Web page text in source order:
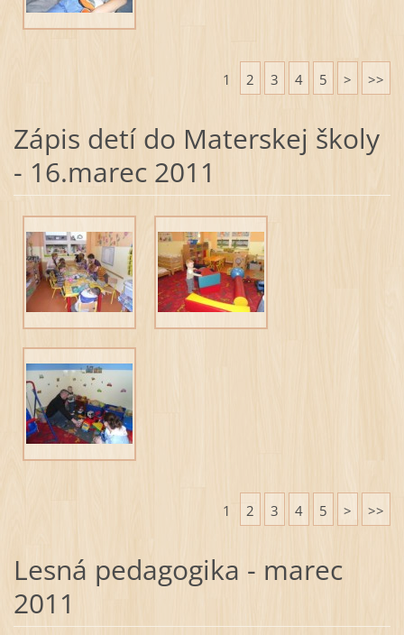
1 2 3 4 5 > >>
Zápis detí do Materskej školy
- 16.marec 2011
1 2 3 4 5 > >>
Lesná pedagogika - marec
2011